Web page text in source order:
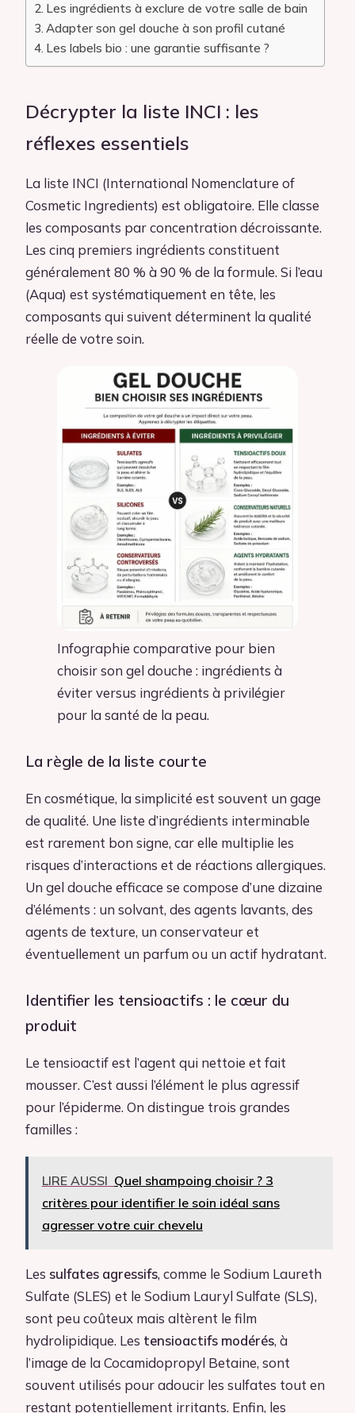
Les ingrédients à exclure de votre salle de bain
Adapter son gel douche à son profil cutané
Les labels bio : une garantie suffisante ?
Décrypter la liste INCI : les
réflexes essentiels
La liste INCI (International Nomenclature of
Cosmetic Ingredients) est obligatoire. Elle classe
les composants par concentration décroissante.
Les cinq premiers ingrédients constituent
généralement 80 % à 90 % de la formule. Si l’eau
(Aqua) est systématiquement en tête, les
composants qui suivent déterminent la qualité
réelle de votre soin.
Infographie comparative pour bien
choisir son gel douche : ingrédients à
éviter versus ingrédients à privilégier
pour la santé de la peau.
La règle de la liste courte
En cosmétique, la simplicité est souvent un gage
de qualité. Une liste d’ingrédients interminable
est rarement bon signe, car elle multiplie les
risques d’interactions et de réactions allergiques.
Un gel douche efficace se compose d’une dizaine
d’éléments : un solvant, des agents lavants, des
agents de texture, un conservateur et
éventuellement un parfum ou un actif hydratant.
Identifier les tensioactifs : le cœur du
produit
Le tensioactif est l’agent qui nettoie et fait
mousser. C’est aussi l’élément le plus agressif
pour l’épiderme. On distingue trois grandes
familles :
LIRE AUSSI Quel shampoing choisir ? 3
critères pour identifier le soin idéal sans
agresser votre cuir chevelu
Les sulfates agressifs, comme le Sodium Laureth
Sulfate (SLES) et le Sodium Lauryl Sulfate (SLS),
sont peu coûteux mais altèrent le film
hydrolipidique. Les tensioactifs modérés, à
l’image de la Cocamidopropyl Betaine, sont
souvent utilisés pour adoucir les sulfates tout en
restant potentiellement irritants. Enfin, les